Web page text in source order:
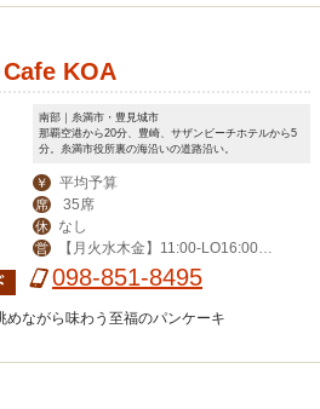
KOA
南部｜糸満市・豊見城市
那覇空港から20分、豊崎、サザンビーチホテルから5
分。糸満市役所裏の海沿いの道路沿い。
￥ 平均予算
席 35席
休 なし
営
【月火水木金】11:00-LO16:00
【土】09:00-LO22:00【日祝】9:00-L
098-851-8495
ながら味わう至福のパンケーキ